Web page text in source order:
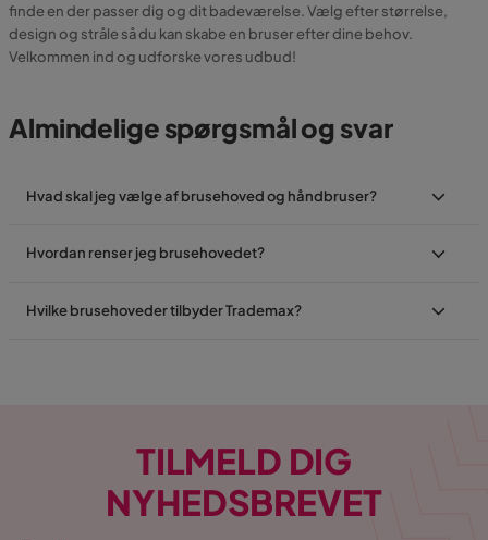
finde en der passer dig og dit badeværelse. Vælg efter størrelse,
design og stråle så du kan skabe en bruser efter dine behov.
Velkommen ind og udforske vores udbud!
Almindelige spørgsmål og svar
Hvad skal jeg vælge af brusehoved og håndbruser?
Hvordan renser jeg brusehovedet?
Hvilke brusehoveder tilbyder Trademax?
TILMELD DIG
NYHEDSBREVET